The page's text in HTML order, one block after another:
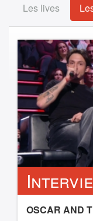
Les lives
OSCAR AND